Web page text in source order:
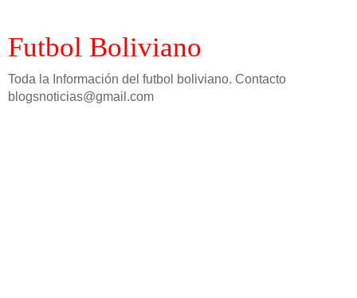
Futbol Boliviano
Toda la Información del futbol boliviano. Contacto
blogsnoticias@gmail.com